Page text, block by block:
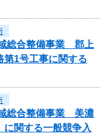
総合整備事業 郡上
1号工事に関する
総合整備事業 美濃
関する一般競争入